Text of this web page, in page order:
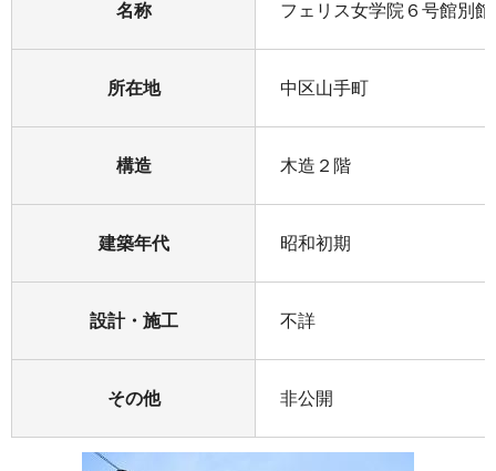
名称 フェリス女学院６号館別館
所在地 中区山手町
構造 木造２階
建築年代 昭和初期
設計・施工 不詳
その他 非公開